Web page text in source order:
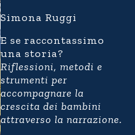
Simona Ruggi
E se raccontassimo
una storia?
Riflessioni, metodi e
strumenti per
accompagnare la
crescita dei bambini
attraverso la narrazione.